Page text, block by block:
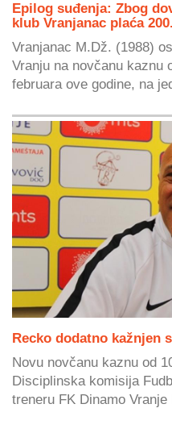
Epilog suđenja: Zbog
klub Vranjanac plaća
Vranjanac M.Dž. (1988)
Vranju na novčanu kaznu
februara ove godine, na
Recko dodatno kažnjen
Novu novčanu kaznu od
Disciplinska komisija
treneru FK Dinamo